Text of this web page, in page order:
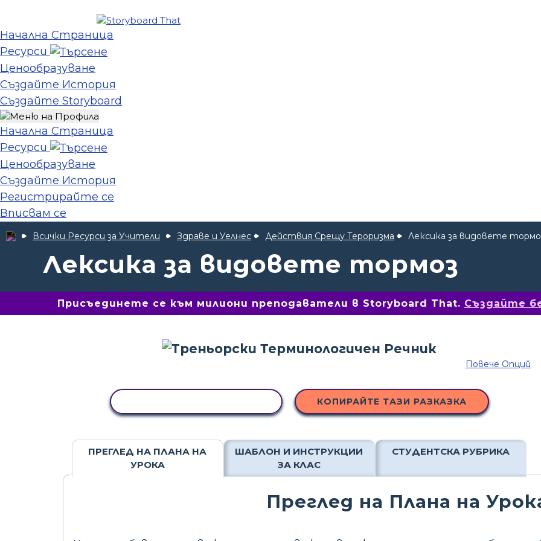
Начална Страница
Ресурси
Ценообразуване
Създайте История
Създайте Storyboard
Начална Страница
Ресурси
Ценообразуване
Създайте История
Регистрирайте се
Вписвам се
Всички Ресурси за Учители Здраве и Уелнес Действия Срещу Тероризма Лексика за видовете
Лексика за видовете тормоз
Присъединете се към милиони преподаватели в Storyboard That. Създайте
Повече Опций
КОПИРАЙТЕ ТАЗИ РАЗКАЗКА
ПРЕГЛЕД НА ПЛАНА НА
УРОКА
ШАБЛОН И ИНСТРУКЦИИ
ЗА КЛАС
СТУДЕНТСКА РУБРИКА
Преглед на Плана на